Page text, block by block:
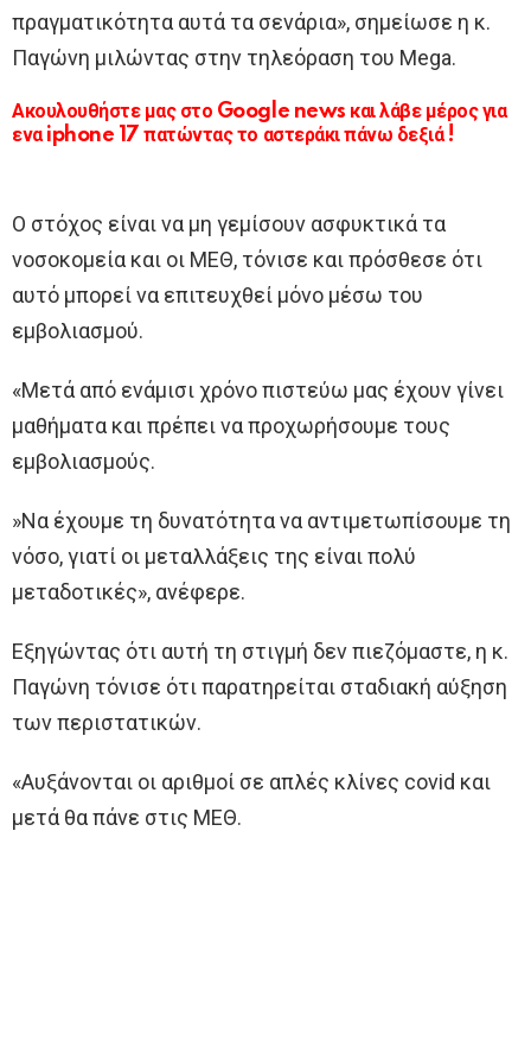
πραγματικότητα αυτά τα σενάρια», σημείωσε η κ.
Παγώνη μιλώντας στην τηλεόραση του Mega.
Ακουλουθήστε μας στο Google news και λάβε μέρος για
ενα iphone 17 πατώντας το αστεράκι πάνω δεξιά !
Ο στόχος είναι να μη γεμίσουν ασφυκτικά τα
νοσοκομεία και οι ΜΕΘ, τόνισε και πρόσθεσε ότι
αυτό μπορεί να επιτευχθεί μόνο μέσω του
εμβολιασμού.
«Μετά από ενάμισι χρόνο πιστεύω μας έχουν γίνει
μαθήματα και πρέπει να προχωρήσουμε τους
εμβολιασμούς.
»Να έχουμε τη δυνατότητα να αντιμετωπίσουμε τη
νόσο, γιατί οι μεταλλάξεις της είναι πολύ
μεταδοτικές», ανέφερε.
Εξηγώντας ότι αυτή τη στιγμή δεν πιεζόμαστε, η κ.
Παγώνη τόνισε ότι παρατηρείται σταδιακή αύξηση
των περιστατικών.
«Αυξάνονται οι αριθμοί σε απλές κλίνες covid και
μετά θα πάνε στις ΜΕΘ.